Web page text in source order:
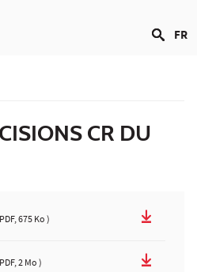
FR
CR DU
675 Ko )
2 Mo )